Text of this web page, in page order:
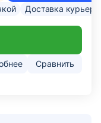
Доставка
Сравнить